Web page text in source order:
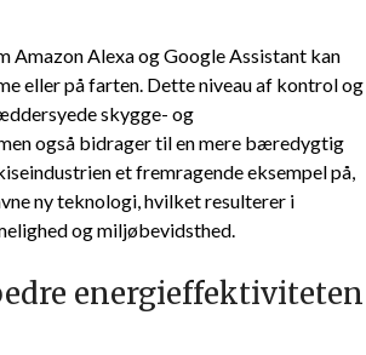
Amazon Alexa og Google Assistant kan
eller på farten. Dette niveau af kontrol og
skygge- og
også bidrager til en mere bæredygtig
et fremragende eksempel på,
ny teknologi, hvilket resulterer i
og miljøbevidsthed.
energieffektiviteten